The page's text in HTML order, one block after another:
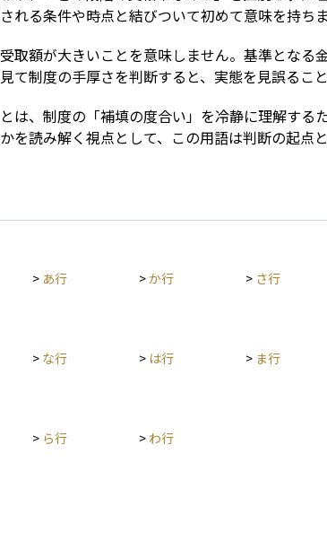
れる条件や時点と結びついて初めて意味を持ちま
取額が大きいことを意味しません。基準となる
て制度の手厚さを判断すると、実態を見誤ること
は、制度の「補填の度合い」を冷静に理解する
を読み解く視点として、この用語は判断の起点と
> あ行 >か行 > さ行
> な行 > は行 > ま行
> ら行 > わ行